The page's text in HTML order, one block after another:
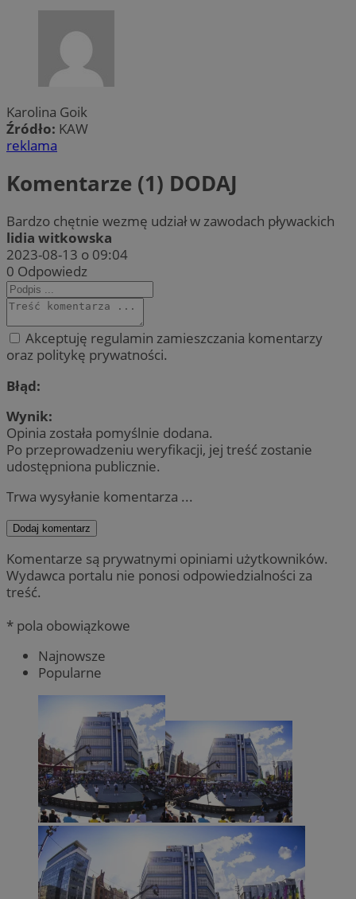
Karolina Goik
Źródło: KAW
reklama
Komentarze (1) DODAJ
Bardzo chętnie wezmę udział w zawodach pływackich
lidia witkowska
2023-08-13 o 09:04
0 Odpowiedz
Akceptuję regulamin zamieszczania komentarzy
oraz politykę prywatności.
Błąd:
Wynik:
Opinia została pomyślnie dodana.
Po przeprowadzeniu weryfikacji, jej treść zostanie
udostępniona publicznie.
Trwa wysyłanie komentarza ...
Dodaj komentarz
Komentarze są prywatnymi opiniami użytkowników.
Wydawca portalu nie ponosi odpowiedzialności za
treść.
* pola obowiązkowe
Najnowsze
Popularne